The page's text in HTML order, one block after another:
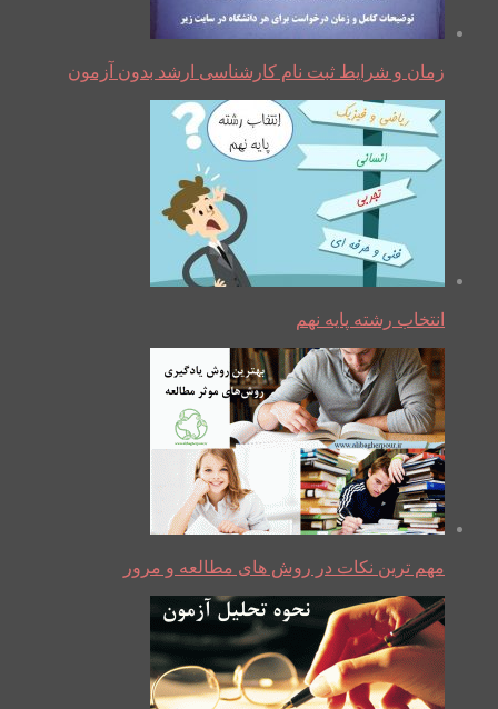
زمان و شرایط ثبت نام کارشناسی ارشد بدون آزمون
انتخاب رشته پایه نهم
مهم ترین نکات در روش های مطالعه و مرور